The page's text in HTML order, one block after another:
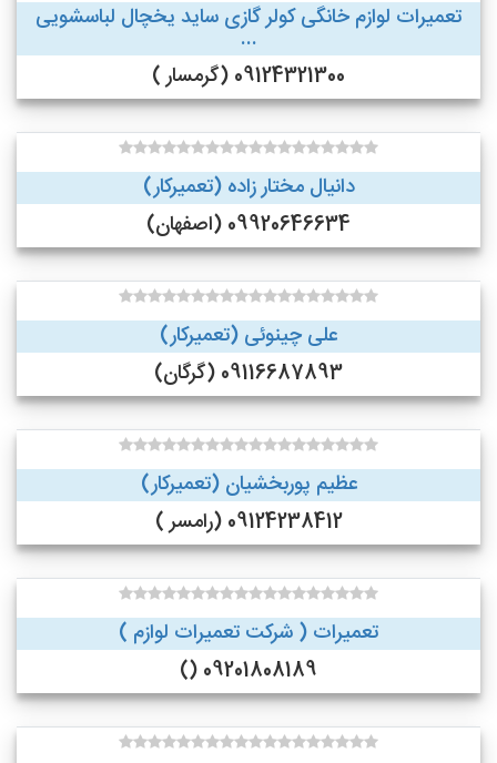
تعمیرات لوازم خانگی کولر گازی ساید یخچال لباسشویی
...
09124321300 (گرمسار )
دانیال مختار زاده (تعمیرکار)
09920646634 (اصفهان)
علی چینوئی (تعمیرکار)
09116687893 (گرگان)
عظیم پوربخشیان (تعمیرکار)
09124238412 (رامسر )
تعمیرات ( شرکت تعمیرات لوازم )
09201808189 ()